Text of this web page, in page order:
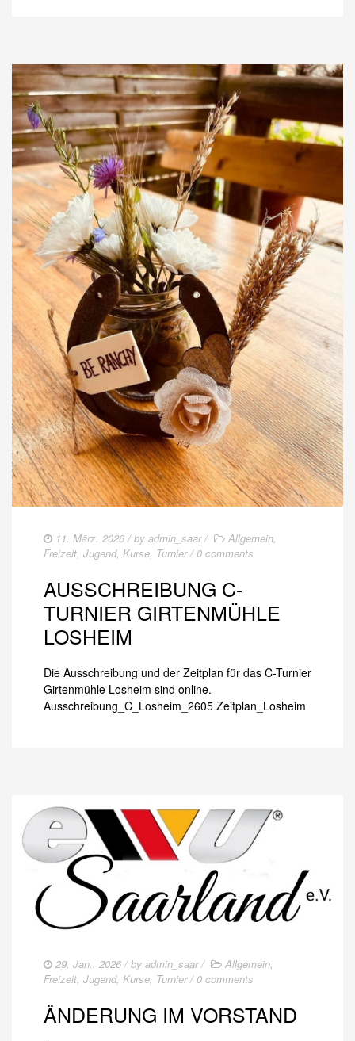
11. März. 2026 / by admin_saar/ Allgemein,
Freizeit, Jugend, Kurse, Turnier/0 comments
AUSSCHREIBUNG C-
TURNIER GIRTENMÜHLE
LOSHEIM
Die Ausschreibung und der Zeitplan für das C-Turnier
Girtenmühle Losheim sind online.
Ausschreibung_C_Losheim_2605 Zeitplan_Losheim
29. Jan.. 2026/ by admin_saar/ Allgemein,
Freizeit, Jugend, Kurse, Turnier/0 comments
ÄNDERUNG IM VORSTAND